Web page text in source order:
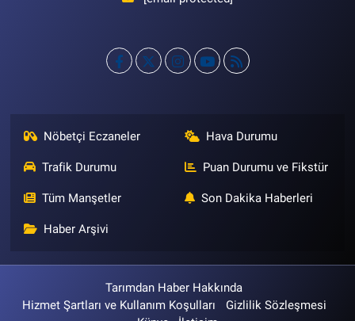
Nöbetçi Eczaneler Hava Durumu
Trafik Durumu Puan Durumu ve Fikstür
Tüm Manşetler Son Dakika Haberleri
Haber Arşivi
Tarımdan Haber Hakkında
Hizmet Şartları ve Kullanım Koşulları
Gizlilik Sözleşmesi